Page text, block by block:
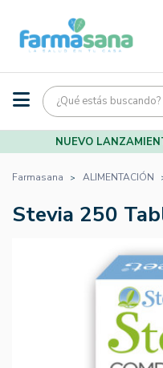
NUEVO
Farmasana ALIMENTACIÓN
Stevia 250